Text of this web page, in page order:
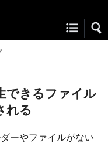
できるファイル
れる
ーやファイルがない